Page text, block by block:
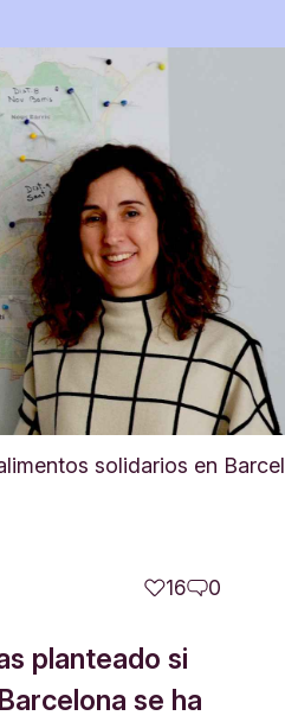
solidarios en
16 0
planteado si
se ha